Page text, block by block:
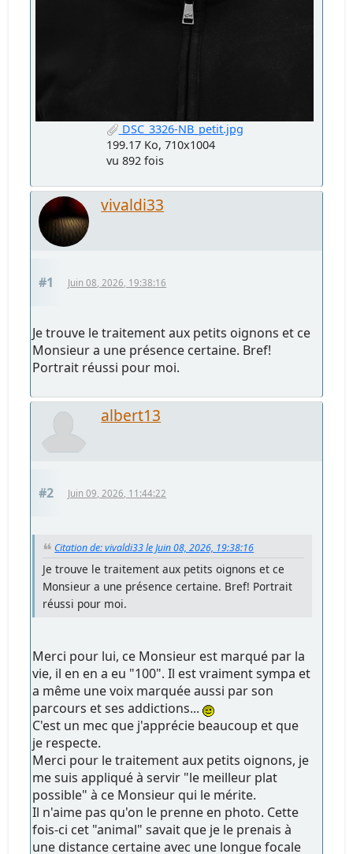
DSC_3326-NB_petit.jpg
199.17 Ko, 710x1004
vu 892 fois
vivaldi33
#1 Juin 08, 2026, 19:38:16
Je trouve le traitement aux petits oignons et ce
Monsieur a une présence certaine. Bref!
Portrait réussi pour moi.
albert13
#2 Juin 09, 2026, 11:44:22
Citation de: vivaldi33 le Juin 08, 2026, 19:38:16
Je trouve le traitement aux petits oignons et ce
Monsieur a une présence certaine. Bref! Portrait
réussi pour moi.
Merci pour lui, ce Monsieur est marqué par la
vie, il en en a eu "100". Il est vraiment sympa et
a même une voix marquée aussi par son
parcours et ses addictions...
C'est un mec que j'apprécie beaucoup et que
je respecte.
Merci pour le traitement aux petits oignons, je
me suis appliqué à servir "le meilleur plat
possible" à ce Monsieur qui le mérite.
Il n'aime pas qu'on le prenne en photo. Cette
fois-ci cet "animal" savait que je le prenais à
une distance certaine avec une longue focale